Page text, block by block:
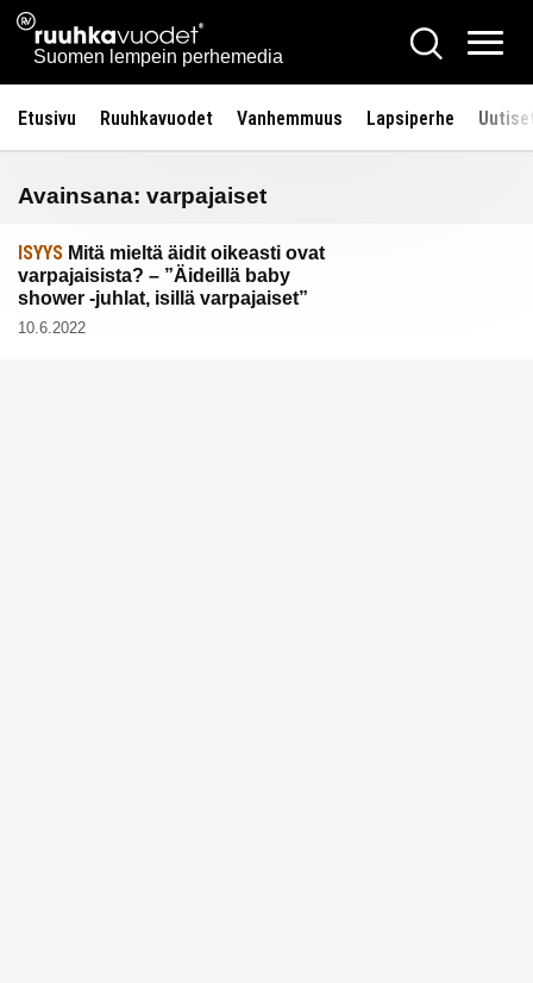
Siirry
sisältöön
Ruuhkavuodet.fi
Suomen lempein perhemedia
Hae
Etusivu Ruuhkavuodet Vanhemmuus Lapsiperhe
Avainsana: varpajaiset
ISYYS Mitä mieltä äidit oikeasti ovat
varpajaisista? – ”Äideillä baby
shower -juhlat, isillä varpajaiset”
10.6.2022